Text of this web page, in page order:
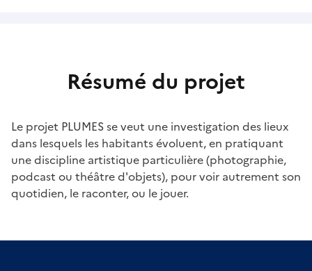
Résumé du projet
Le projet PLUMES se veut une investigation des lieux
dans lesquels les habitants évoluent, en pratiquant
une discipline artistique particulière (photographie,
podcast ou théâtre d'objets), pour voir autrement son
quotidien, le raconter, ou le jouer.